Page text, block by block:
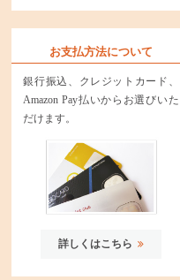
お支払方法について
銀行振込、クレジットカード、
Amazon Pay払いからお選びいた
だけます。
詳しくはこちら